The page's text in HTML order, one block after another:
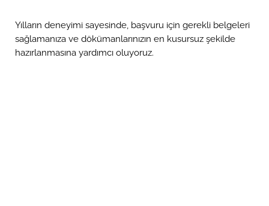
Yılların deneyimi sayesinde, başvuru için gerekli belgeleri
sağlamanıza ve dökümanlarınızın en kusursuz şekilde
hazırlanmasına yardımcı oluyoruz.